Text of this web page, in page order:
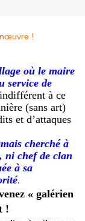
où le maire
service de
à ce
(sans art)
et d’attaques
cherché à
ni chef de clan
à sa
.
« galérien
!